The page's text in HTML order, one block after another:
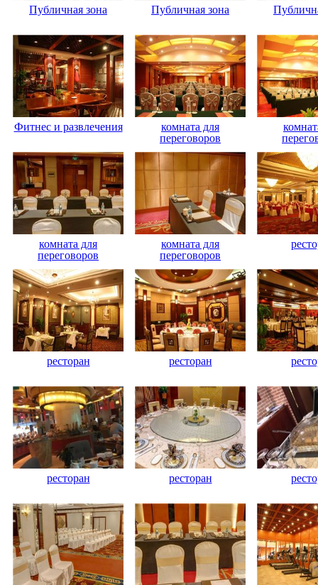
Публичная зона Публичная зона
Фитнес и развлечения
комната для
переговоров
комната для
переговоров
комната для
переговоров
ресторан ресторан
ресторан ресторан